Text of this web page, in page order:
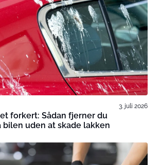
3. juli 2026
forkert: Sådan fjerner du
uden at skade lakken